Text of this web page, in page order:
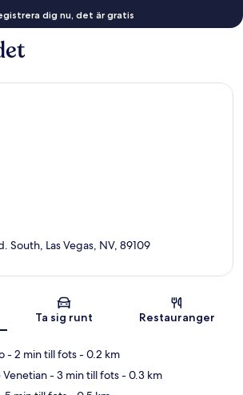
dig nu, det är gratis
Karta
South, Las Vegas, NV, 89109
Ta sig runt Restauranger
- 2 min till fots- 0.2 km
Venetian- 3 min till fots- 0.3 km